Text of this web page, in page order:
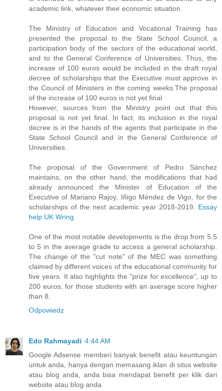
academic link, whatever their economic situation.
The Ministry of Education and Vocational Training has
presented the proposal to the State School Council, a
participation body of the sectors of the educational world,
and to the General Conference of Universities. Thus, the
increase of 100 euros would be included in the draft royal
decree of scholarships that the Executive must approve in
the Council of Ministers in the coming weeks.The proposal
of the increase of 100 euros is not yet final
However, sources from the Ministry point out that this
proposal is not yet final. In fact, its inclusion in the royal
decree is in the hands of the agents that participate in the
State School Council and in the General Conference of
Universities.
The proposal of the Government of Pedro Sánchez
maintains, on the other hand, the modifications that had
already announced the Minister of Education of the
Executive of Mariano Rajoy, Iñigo Méndez de Vigo, for the
scholarships of the next academic year 2018-2019. Essay
help UK Wring
One of the most notable developments is the drop from 5.5
to 5 in the average grade to access a general scholarship.
The change of the "cut note" of the MEC was something
claimed by different voices of the educational community for
five years. It also highlights the "prize for excellence", up to
200 euros, for those students with an average score higher
than 8.
Odpowiedz
Edo Rahmayadi 4:44 AM
Google Adsense memberi banyak benefit atau keuntungan
untuk anda, hanya dengan memasang iklan di situs website
atau blog anda, anda bisa mendapat benefit per klik dari
website atau blog anda